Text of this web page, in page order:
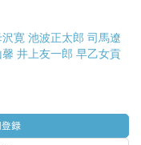
んな本だろう。
寛 池波正太郎 司馬遼
井上友一郎 早乙女貢